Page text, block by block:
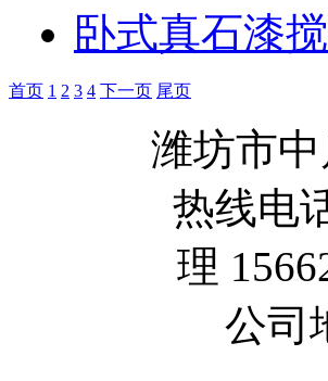
卧式真石漆
首页 1 2 3 4 下一页 尾页
潍坊市
热线电
理
公司